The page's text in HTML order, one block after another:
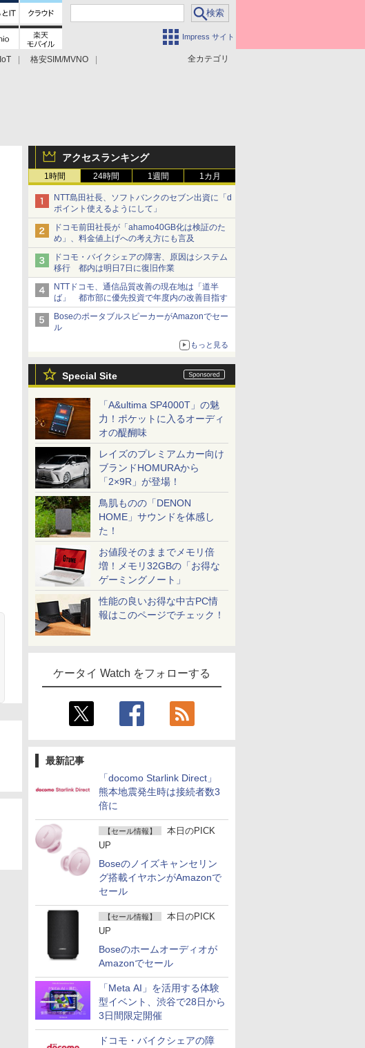
Impress サイト
全カテゴリ
IoT
格安SIM/MVNO
アクセスランキング
1時間 24時間 1週間 1カ月
NTT島田社長、ソフトバンクのセブン出資に「d
ポイント使えるようにして」
ドコモ前田社長が「ahamo40GB化は検証のた
め」、料金値上げへの考え方にも言及
ドコモ・バイクシェアの障害、原因はシステム
移行 都内は明日7日に復旧作業
NTTドコモ、通信品質改善の現在地は「道半
ば」 都市部に優先投資で年度内の改善目指す
BoseのポータブルスピーカーがAmazonでセー
ル
もっと見る
Special Site
「A&ultima SP4000T」の魅
力！ポケットに入るオーディ
オの醍醐味
レイズのプレミアムカー向け
ブランドHOMURAから
「2×9R」が登場！
鳥肌ものの「DENON
HOME」サウンドを体感し
た！
お値段そのままでメモリ倍
増！メモリ32GBの「お得な
ゲーミングノート」
性能の良いお得な中古PC情
報はこのページでチェック！
ケータイ Watch をフォローする
最新記事
「docomo Starlink Direct」
熊本地震発生時は接続者数3
倍に
【セール情報】
本日のPICK
UP
Boseのノイズキャンセリン
グ搭載イヤホンがAmazonで
セール
【セール情報】
本日のPICK
UP
Boseのホームオーディオが
Amazonでセール
「Meta AI」を活用する体験
型イベント、渋谷で28日から
3日間限定開催
ドコモ・バイクシェアの障